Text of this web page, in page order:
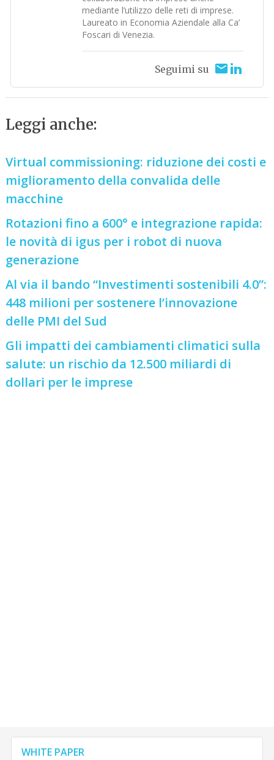
mediante l’utilizzo delle reti di imprese.
Laureato in Economia Aziendale alla Ca’
Foscari di Venezia.
Seguimi su
Leggi anche:
Virtual commissioning: riduzione dei costi e
miglioramento della convalida delle
macchine
Rotazioni fino a 600° e integrazione rapida:
le novità di igus per i robot di nuova
generazione
Al via il bando “Investimenti sostenibili 4.0”:
448 milioni per sostenere l’innovazione
delle PMI del Sud
Gli impatti dei cambiamenti climatici sulla
salute: un rischio da 12.500 miliardi di
dollari per le imprese
WHITE PAPER